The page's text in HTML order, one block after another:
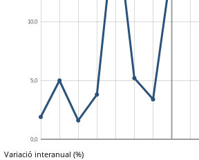
Variació interanual (%)